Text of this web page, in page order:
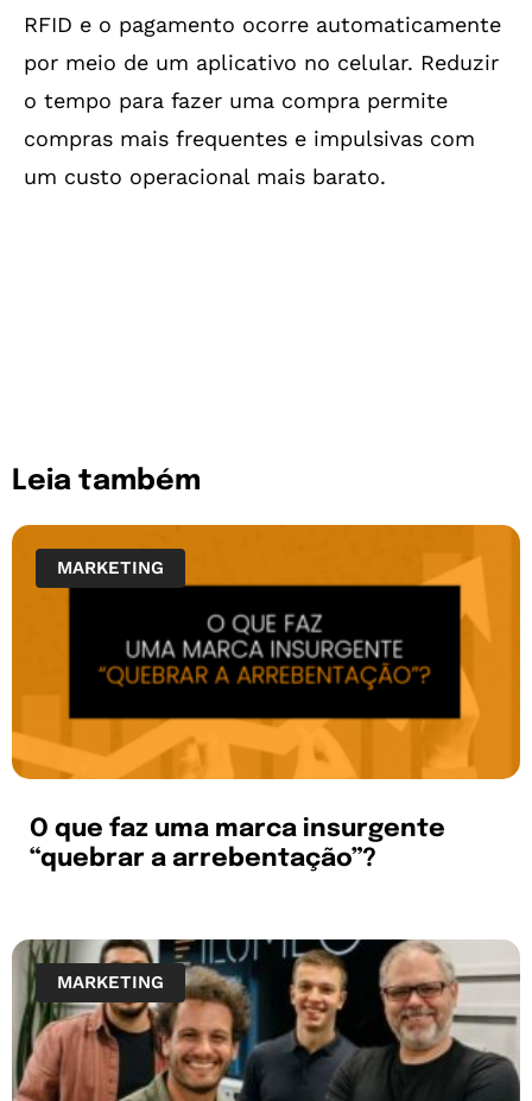
RFID e o pagamento ocorre automaticamente
por meio de um aplicativo no celular. Reduzir
o tempo para fazer uma compra permite
compras mais frequentes e impulsivas com
um custo operacional mais barato.
Leia também
MARKETING
O que faz uma marca insurgente
“quebrar a arrebentação”?
MARKETING